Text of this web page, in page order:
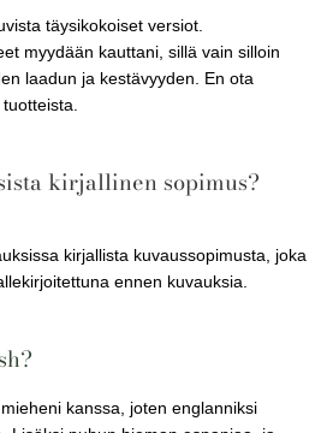
täysikokoiset versiot.
myydään kauttani, sillä vain silloin
laadun ja kestävyyden. En ota
kirjallinen sopimus?
kirjallista kuvaussopimusta, joka
ennen kuvauksia.
kanssa, joten englanniksi